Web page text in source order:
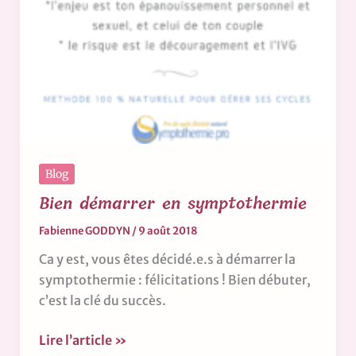
Blog
Bien démarrer en symptothermie
Fabienne GODDYN /9 août 2018
Ca y est, vous êtes décidé.e.s à démarrer la
symptothermie : félicitations ! Bien débuter,
c’est la clé du succès.
Lire l’article »